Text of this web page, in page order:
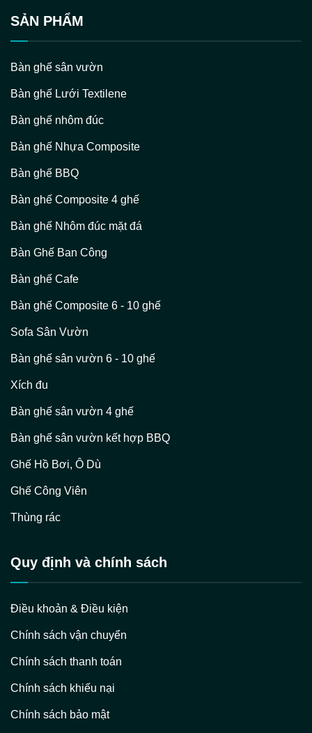
SẢN PHẨM
Bàn ghế sân vườn
Bàn ghế Lưới Textilene
Bàn ghế nhôm đúc
Bàn ghế Nhựa Composite
Bàn ghế BBQ
Bàn ghế Composite 4 ghế
Bàn ghế Nhôm đúc mặt đá
Bàn Ghế Ban Công
Bàn ghế Cafe
Bàn ghế Composite 6 - 10 ghế
Sofa Sân Vườn
Bàn ghế sân vườn 6 - 10 ghế
Xích đu
Bàn ghế sân vườn 4 ghế
Bàn ghế sân vườn kết hợp BBQ
Ghế Hồ Bơi, Ô Dù
Ghế Công Viên
Thùng rác
Quy định và chính sách
Điều khoản & Điều kiện
Chính sách vận chuyển
Chính sách thanh toán
Chính sách khiếu nại
Chính sách bảo mật